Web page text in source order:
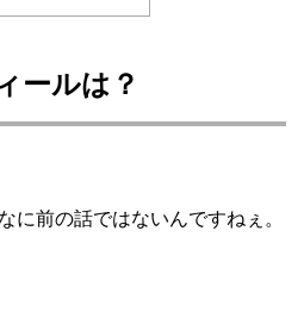
ールは？
に前の話ではないんですねぇ。